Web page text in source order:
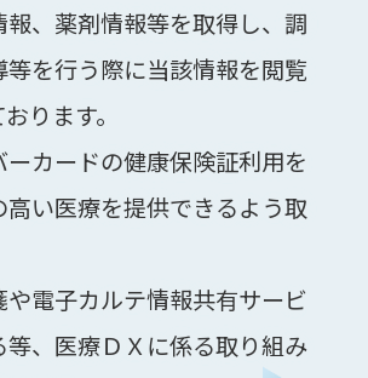
、薬剤情報等を取得し、調
を行う際に当該情報を閲覧
ります。
ーカードの健康保険証利用を
い医療を提供できるよう取
や電子カルテ情報共有サービ
等、医療ＤＸに係る取り組み